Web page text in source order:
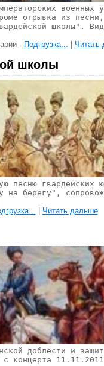
военных
отрывка из
школы".
- Подгрузка... Читать
школы
песню
на берегу",
Читать дальше
доблести и
концерта